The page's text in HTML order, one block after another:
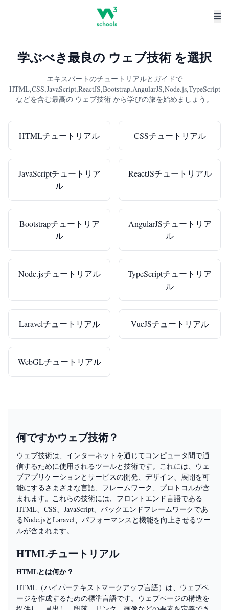
学ぶべき最良の ウェブ技術 を選択
エキスパートのチュートリアルとガイドで
HTML,CSS,JavaScript,ReactJS,Bootstrap,AngularJS,Node.js,TypeScript
などを含む最高の ウェブ技術 から学びの旅を始めましょう。
HTMLチュートリアル CSSチュートリアル
JavaScriptチュートリア
ル
ReactJSチュートリアル
Bootstrapチュートリア
ル
AngularJSチュートリア
ル
Node.jsチュートリアル
TypeScriptチュートリア
ル
Laravelチュートリアル VueJSチュートリアル
WebGLチュートリアル
何ですかウェブ技術？
ウェブ技術は、インターネットを通じてコンピュータ間で通
信するために使用されるツールと技術です。これには、ウェ
ブアプリケーションとサービスの開発、デザイン、展開を可
能にするさまざまな言語、フレームワーク、プロトコルが含
まれます。これらの技術には、フロントエンド言語である
HTML、CSS、JavaScript、バックエンドフレームワークであ
るNode.jsとLaravel、パフォーマンスと機能を向上させるツー
ルが含まれます。
HTMLチュートリアル
HTMLとは何か？
HTML（ハイパーテキストマークアップ言語）は、ウェブペ
ージを作成するための標準言語です。ウェブページの構造を